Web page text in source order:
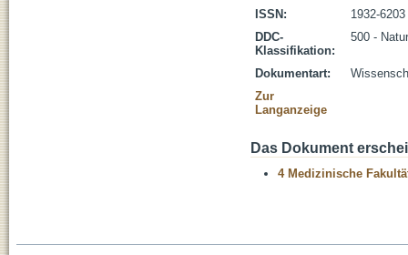
ISSN:
1932-6203
DDC-
Klassifikation:
500 -
Dokumentart:
Zur
Langanzeige
Das Dokument
4 Medizinische